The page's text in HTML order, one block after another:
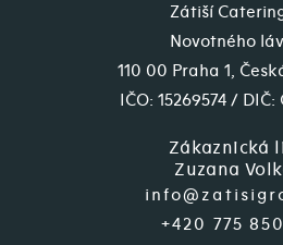
Zátiší
Novotného
110 00 Praha 1,
IČO: 15269574 / DIČ:
Zákaznická
Zuzana
+420 775